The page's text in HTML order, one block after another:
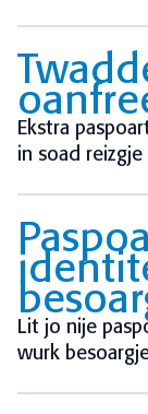
Ekstra
in soad
Lit jo nije
wurk